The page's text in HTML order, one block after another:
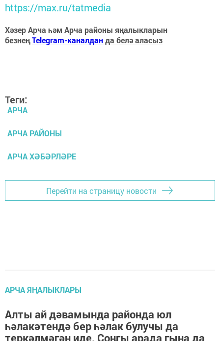
https://max.ru/tatmedia
Хәзер Арча һәм Арча районы яңалыкларын
безнеңTelegram-каналданда белә аласыз
Теги:
АРЧА
АРЧА РАЙОНЫ
АРЧА ХӘБӘРЛӘРЕ
Перейти на страницу новости
АРЧА ЯҢАЛЫКЛАРЫ
Алты ай дәвамында районда юл
һәлакәтендә бер һәлак булучы да
теркәлмәгән иде. Соңгы арада гына да